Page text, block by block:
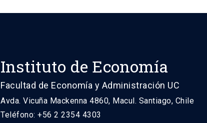
Instituto de Economía
Facultad de Economía y Administración UC
Avda. Vicuña Mackenna 4860, Macul. Santiago, Chile
Teléfono: +56 2 2354 4303